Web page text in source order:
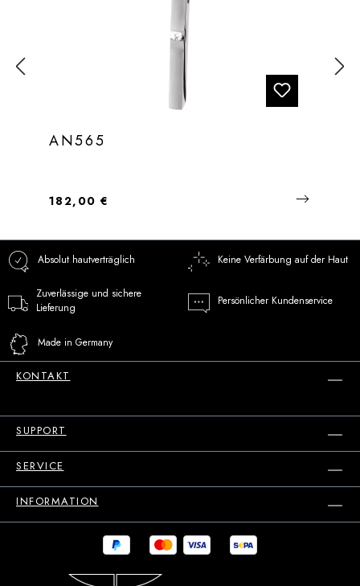
AN565
Regulärer Preis:
182,00 €
Absolut hautverträglich Keine Verfärbung auf der Haut
Zuverlässige und sichere
Lieferung
Persönlicher Kundenservice
Made in Germany
KONTAKT
SUPPORT
SERVICE
INFORMATION